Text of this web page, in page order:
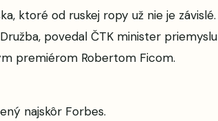
ktoré od ruskej ropy už nie je závislé.
povedal ČTK minister priemyslu
premiérom Robertom Ficom.
najskôr Forbes.